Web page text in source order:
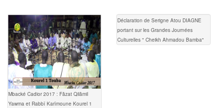
Mbacké Cadior 2017 : Fâzat Qilâmil
Yawma et Rabbî Karîmoune Kourel 1
Déclaration de Serigne Atou DIAGNE
portant sur les Grandes Journées
Culturelles " Cheikh Ahmadou Bamba"